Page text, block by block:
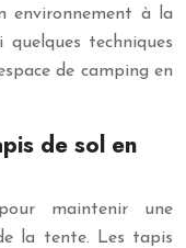
environnement à la
techniques
de camping en
de sol en
maintenir une
la tente. Les tapis